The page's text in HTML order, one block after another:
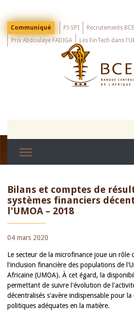
mainMenu
Top
Communiqué PI-SPI Recrutements
Prix Abdoulaye FADIGA
Les FinTech dans
Bilans et comptes de
systèmes financiers
l'UMOA – 2018
04 mars 2020
Le secteur de la microfinance joue un rôle
l'inclusion financière des populations de
Africaine (UMOA). À cet égard, la
permettant de suivre l'évolution de
décentralisés s'avère indispensable pour
politiques adéquates en la matière.